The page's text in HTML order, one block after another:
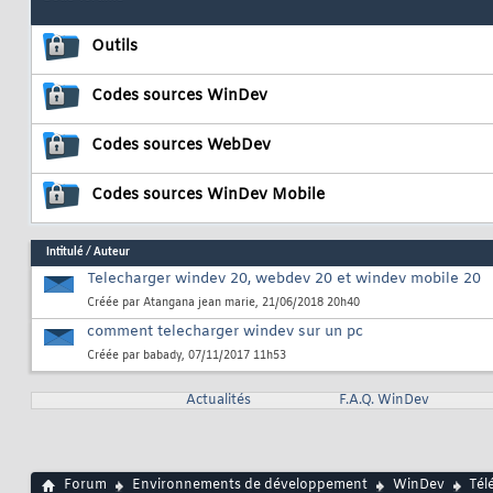
Outils
Codes sources WinDev
Codes sources WebDev
Codes sources WinDev Mobile
Intitulé/ Auteur
Telecharger windev 20, webdev 20 et windev mobile 20
Créée par Atangana jean marie, 21/06/2018 20h40
comment telecharger windev sur un pc
Créée par babady, 07/11/2017 11h53
Actualités F.A.Q. WinDev
Forum Environnements de développement WinDev